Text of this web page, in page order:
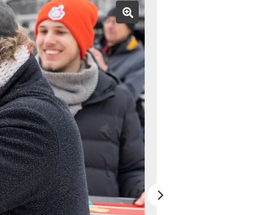
Bild vergrößern